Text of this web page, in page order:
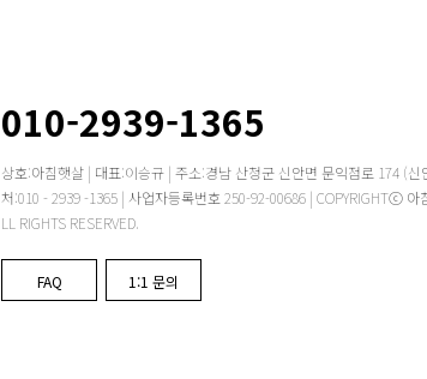
010-2939-1365
상호:아침햇살 | 대표:이승규 | 주소:경남 산청군 신안면 문익점로 174 (신
처:010 - 2939 -1365 | 사업자등록번호 250-92-00686 | COPYRIGHTⓒ 아
LL RIGHTS RESERVED.
FAQ 1:1 문의